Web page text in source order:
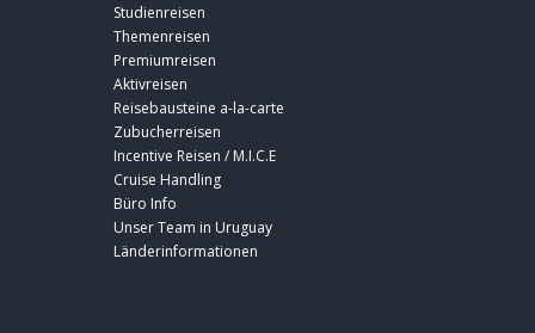
Studienreisen
Themenreisen
Premiumreisen
Aktivreisen
Reisebausteine a-la-carte
Zubucherreisen
Incentive Reisen / M.I.C.E
Cruise Handling
Büro Info
Unser Team in Uruguay
Länderinformationen